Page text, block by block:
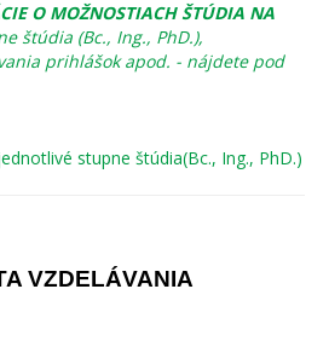
O MOŽNOSTIACH ŠTÚDIA NA
štúdia (Bc., Ing., PhD.),
prihlášok apod. - nájdete pod
stupne štúdia(Bc., Ing., PhD.)
VZDELÁVANIA